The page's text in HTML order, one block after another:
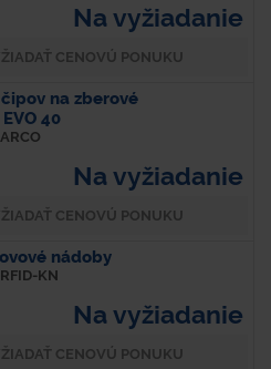
Na vyžiadanie
CENOVÚ PONUKU
na zberové
40
Na vyžiadanie
CENOVÚ PONUKU
nádoby
KN
Na vyžiadanie
CENOVÚ PONUKU